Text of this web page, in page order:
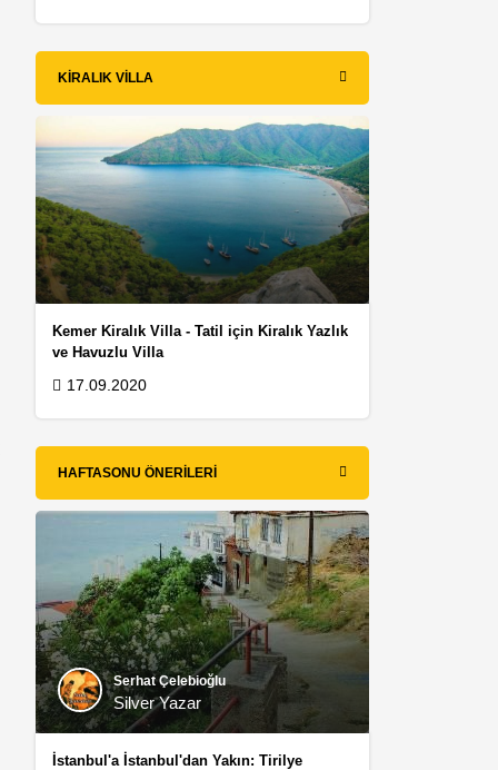
KIRALIK VILLA
Kemer Kiralık Villa - Tatil için Kiralık Yazlık
ve Havuzlu Villa
17.09.2020
HAFTASONU ÖNERILERI
Serhat Çelebioğlu
Silver Yazar
İstanbul'a İstanbul'dan Yakın: Tirilye